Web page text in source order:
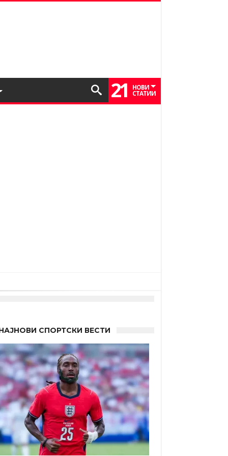
21 НОВИ
СТАТИИ
СПОРТСКИ ВЕСТИ